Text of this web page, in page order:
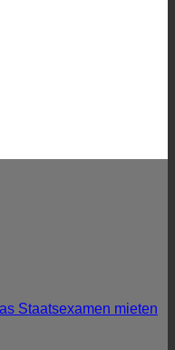
Staatsexamen mieten